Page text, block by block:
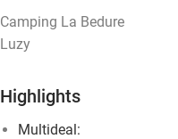
Camping La Bedure
Luzy
Highlights
Multideal: